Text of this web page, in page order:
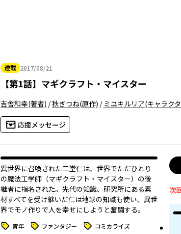
連載 2017/08/21
2017年08月21日
【第1話】 マギクラフト・マイスター
吉舎和幸(著者) /秋ぎつね(原作) / ミユキルリア(キャラク
応援メッセージ
異世界に召喚された二堂仁は、世界でただひとり
の魔法工学師（マギクラフト・マイスター）の後
継者に指名された。先代の知識、研究所にある素
材すべてを受け継いだ仁は地球の知識も使い、異世
界でモノ作りで人を幸せにしようと奮闘する。
タグ 青年 タグ ファンタジー タグ コミカライズ
次